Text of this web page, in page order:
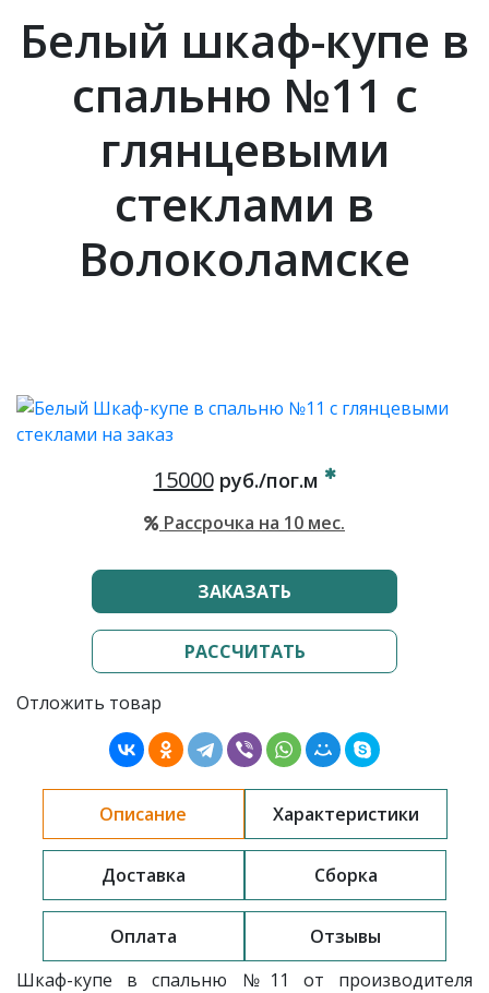
Белый шкаф-купе в
спальню №11 с
глянцевыми
стеклами в
Волоколамске
15000руб./пог.м
Рассрочка на 10 мес.
ЗАКАЗАТЬ
РАССЧИТАТЬ
Отложить товар
Описание Характеристики
Доставка Сборка
Оплата
Отзывы
Шкаф-купе в спальню №11 от производителя